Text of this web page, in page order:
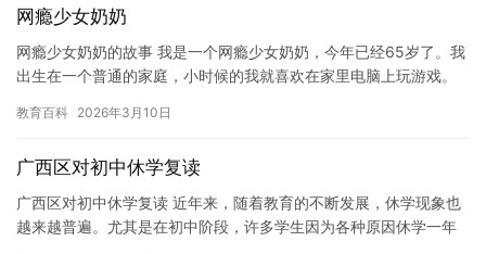
网瘾少女奶奶
网瘾少女奶奶的故事 我是一个网瘾少女奶奶，今年已经65岁了。我
出生在一个普通的家庭，小时候的我就喜欢在家里电脑上玩游戏。
好…
教育百科 2026年3月10日
广西区对初中休学复读
广西区对初中休学复读 近年来，随着教育的不断发展，休学现象也
越来越普遍。尤其是在初中阶段，许多学生因为各种原因休学一年